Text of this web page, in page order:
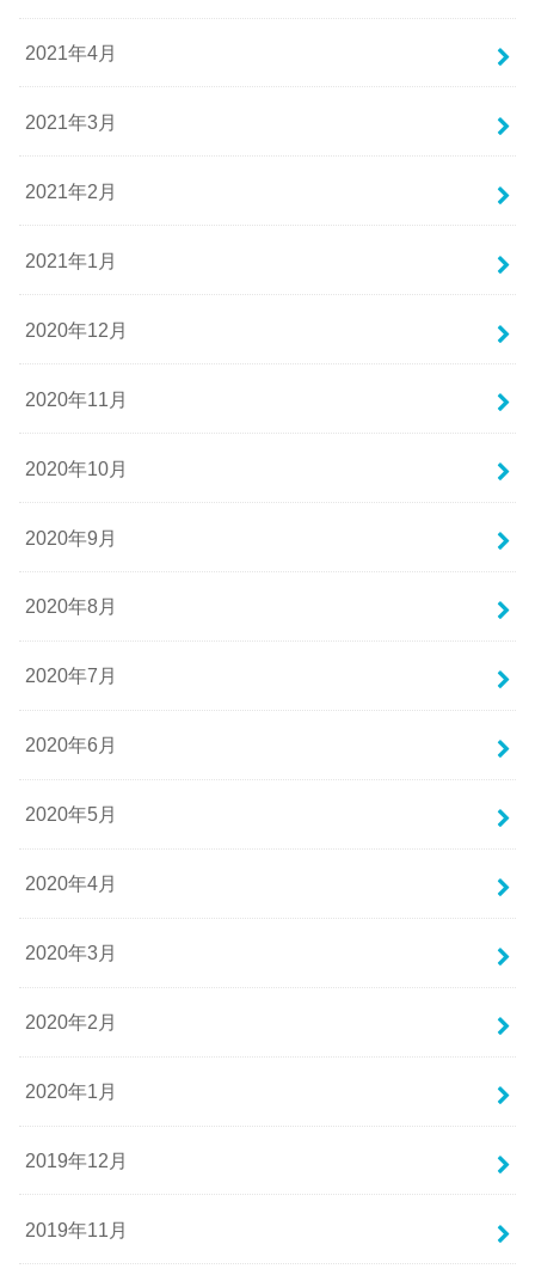
2021年4月
2021年3月
2021年2月
2021年1月
2020年12月
2020年11月
2020年10月
2020年9月
2020年8月
2020年7月
2020年6月
2020年5月
2020年4月
2020年3月
2020年2月
2020年1月
2019年12月
2019年11月